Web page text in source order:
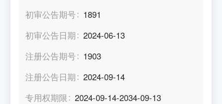
初审公告期号
1891
初审公告日期
2024-06-13
注册公告期号
1903
注册公告日期
2024-09-14
专用权期限
2024-09-14-2034-09-13